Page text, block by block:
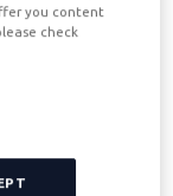
a empezar
sencilla y
empresa y
bancario
de los
you content
check